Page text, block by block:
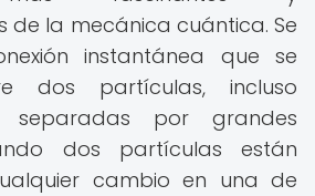
de la mecánica cuántica. Se
instantánea que se
dos partículas, incluso
separadas por grandes
dos partículas están
cambio en una de